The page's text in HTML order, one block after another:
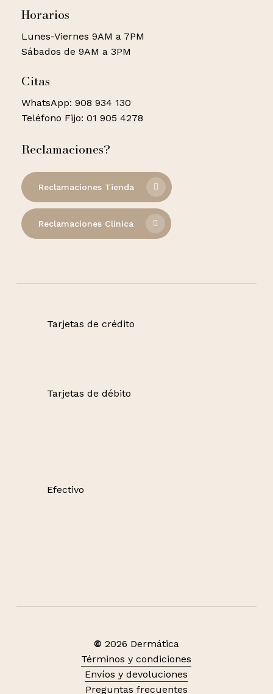
Horarios
Lunes-Viernes 9AM a 7PM
Sábados de 9AM a 3PM
Citas
WhatsApp: 908 934 130
Teléfono Fijo: 01 905 4278
Reclamaciones?
Reclamaciones Tienda
Reclamaciones Clínica
Tarjetas de crédito
Tarjetas de débito
Efectivo
© 2026 Dermática
Términos y condiciones
Envíos y devoluciones
Preguntas frecuentes